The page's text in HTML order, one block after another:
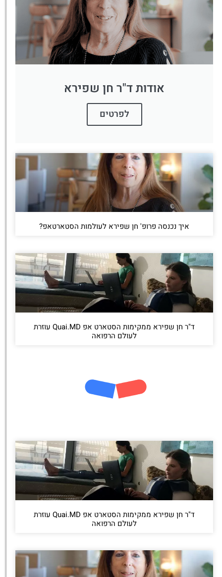
אודות ד"ר חן שפירא
לפרטים
איך נכנסה פרופ' חן שפירא לעולמות הסטארטאפ?
ד"ר חן שפירא ממקימות הסטארט אפ Quai.MD עוזרת
לעולם הרפואה
ד"ר חן שפירא ממקימות הסטארט אפ Quai.MD עוזרת
לעולם הרפואה